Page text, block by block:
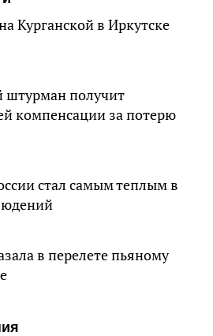
Курганской в Иркутске
штурман получит
компенсации за потерю
стал самым теплым в
в перелете пьяному